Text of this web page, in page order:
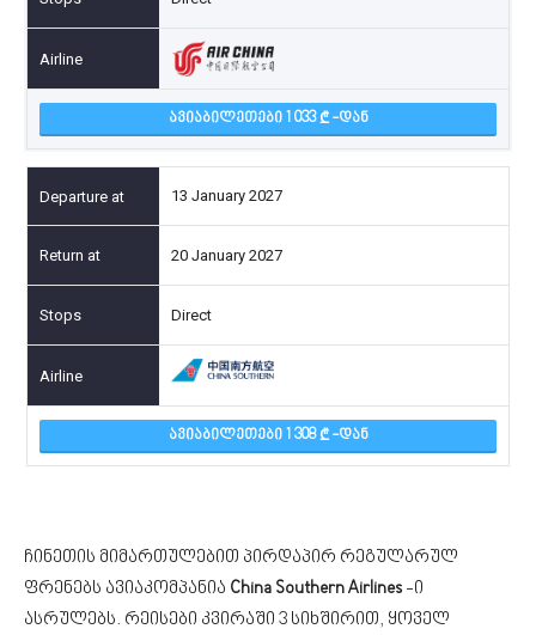
ᲐᲕᲘᲐᲑᲘᲚᲔᲗᲔᲑᲘ 1 033 -ᲓᲐᲜ
13 January 2027
20 January 2027
Direct
ᲐᲕᲘᲐᲑᲘᲚᲔᲗᲔᲑᲘ 1 308 -ᲓᲐᲜ
ჩინეთის მიმართულებით პირდაპირ რეგულარულ
ფრენებს ავიაკომპანია China Southern Airlines -ი
ასრულებს. რეისები კვირაში 3 სიხშირით, ყოველ